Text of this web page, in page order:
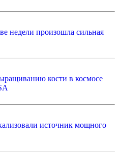
недели произошла сильная
кости в космосе
источник мощного